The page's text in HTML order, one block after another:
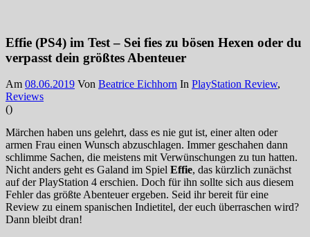
Effie (PS4) im Test – Sei fies zu bösen Hexen oder du
verpasst dein größtes Abenteuer
Am 08.06.2019 Von Beatrice Eichhorn In PlayStation Review,
Reviews
()
Märchen haben uns gelehrt, dass es nie gut ist, einer alten oder
armen Frau einen Wunsch abzuschlagen. Immer geschahen dann
schlimme Sachen, die meistens mit Verwünschungen zu tun hatten.
Nicht anders geht es Galand im Spiel Effie, das kürzlich zunächst
auf der PlayStation 4 erschien. Doch für ihn sollte sich aus diesem
Fehler das größte Abenteuer ergeben. Seid ihr bereit für eine
Review zu einem spanischen Indietitel, der euch überraschen wird?
Dann bleibt dran!